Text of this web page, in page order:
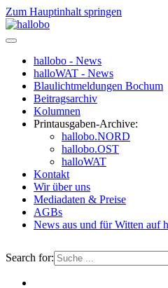
Zum Hauptinhalt springen
hallobo - News
halloWAT - News
Blaulichtmeldungen Bochum
Beitragsarchiv
Kolumnen
Printausgaben-Archive:
hallobo.NORD
hallobo.OST
halloWAT
Kontakt
Wir über uns
Mediadaten & Preise
AGBs
News aus und für Witten auf
Search for: